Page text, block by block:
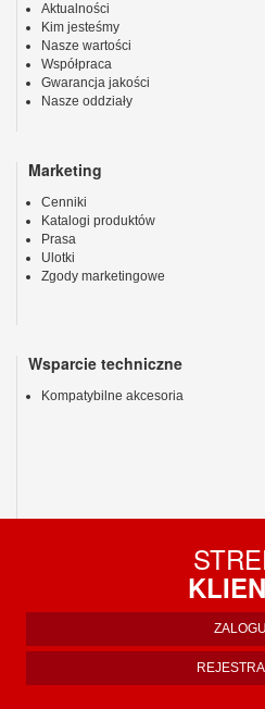
Aktualności
Kim jesteśmy
Nasze wartości
Współpraca
Gwarancja jakości
Nasze oddziały
Marketing
Cenniki
Katalogi produktów
Prasa
Ulotki
Zgody marketingowe
Wsparcie techniczne
Kompatybilne akcesoria